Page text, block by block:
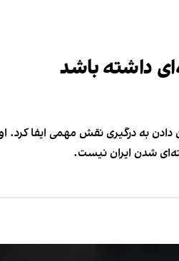
داشته باشد
دادن به درگیری نقش مهمی ایفا کرد.
شدن ایران نیست.